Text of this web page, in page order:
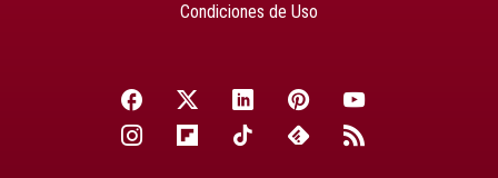
Condiciones de Uso